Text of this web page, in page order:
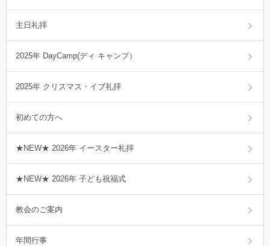
主日礼拝
2025年 DayCamp(ディ キャンプ）
2025年 クリスマス・イブ礼拝
初めての方へ
★NEW★ 2026年 イースター礼拝
★NEW★ 2026年 子ども祝福式
教会のご案内
年間行事